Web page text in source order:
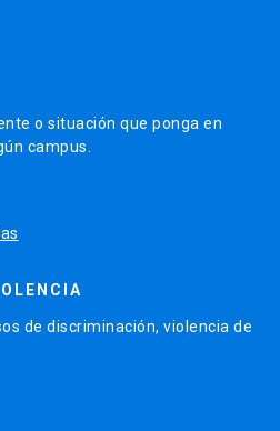
o situación que ponga en
campus.
de discriminación, violencia de